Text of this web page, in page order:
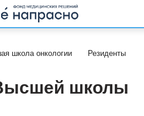
школа онкологии
Резиденты
школы